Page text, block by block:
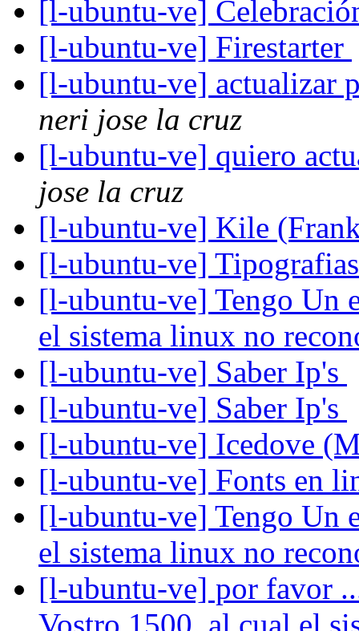
[l-ubuntu-ve]
[l-ubuntu-ve] Firestarter
[l-ubuntu-ve] actualizar
neri jose la cruz
[l-ubuntu-ve] quiero
jose la cruz
[l-ubuntu-ve] Kile
[l-ubuntu-ve]
[l-ubuntu-ve] Tengo Un
el sistema linux no
[l-ubuntu-ve] Saber Ip's
[l-ubuntu-ve] Saber Ip's
[l-ubuntu-ve] Icedove
[l-ubuntu-ve] Fonts en
[l-ubuntu-ve] Tengo Un
el sistema linux no
[l-ubuntu-ve] por favor